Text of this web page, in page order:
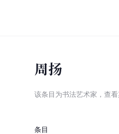
周扬
该条目为书法艺术家 ， 查看
条目